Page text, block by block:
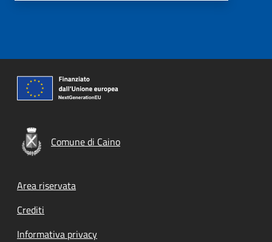
Comune di Caino
Footer menu
Area riservata
Crediti
Informativa privacy